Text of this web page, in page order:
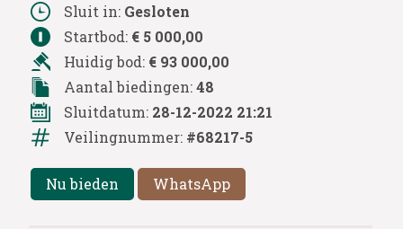
Sluit in: Gesloten
Startbod: € 5 000,00
Huidig bod: € 93 000,00
Aantal biedingen:48
Sluitdatum: 28-12-2022 21:21
Veilingnummer: #68217-5
Nu bieden WhatsApp